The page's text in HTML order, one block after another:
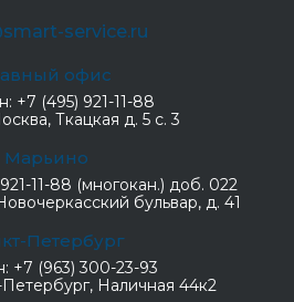
service.ru
офис
+7 (495) 921-11-88
Ткацкая д. 5 с. 3
Марьино
11-88 (многокан.) доб. 022
бульвар, д. 41
Петербург
+7 (963) 300-23-93
Петербург, Наличная 44к2